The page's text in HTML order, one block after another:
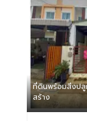
ที่ดินพร้อมสิ่งป
สร้าง